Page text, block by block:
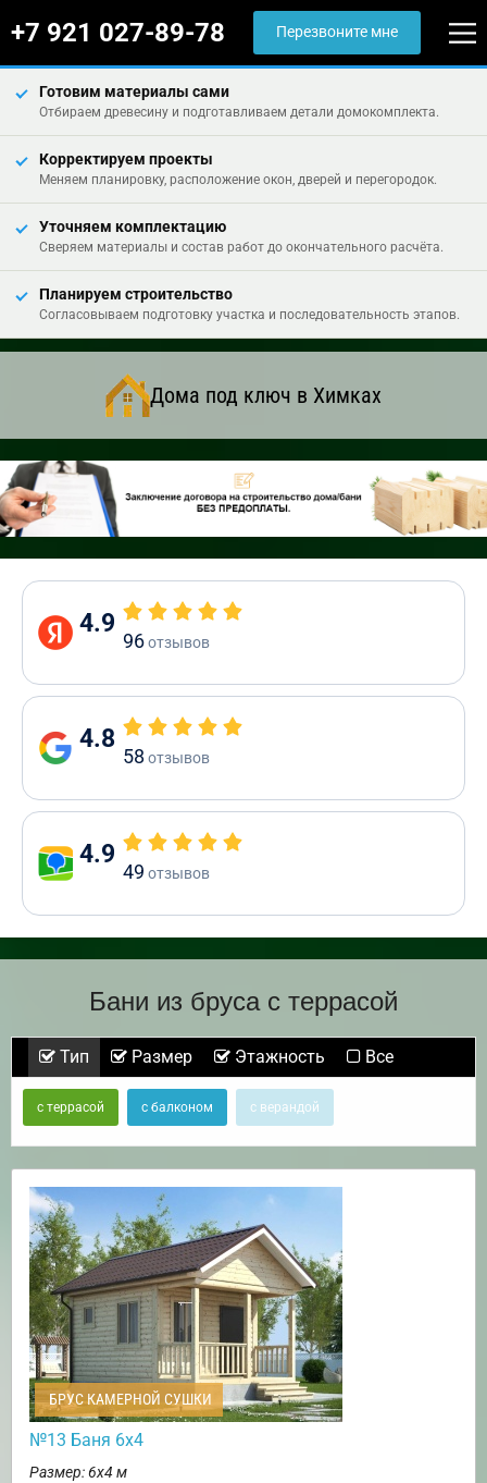
+7 921 027-89-78 Перезвоните мне
Готовим материалы сами
Отбираем древесину и подготавливаем детали домокомплекта.
Корректируем проекты
Меняем планировку, расположение окон, дверей и перегородок.
Уточняем комплектацию
Сверяем материалы и состав работ до окончательного расчёта.
Планируем строительство
Согласовываем подготовку участка и последовательность этапов.
Дома под ключ в Химках
4.9
96отзывов
4.8
58 отзывов
4.9
49 отзывов
Бани из бруса с террасой
Тип Размер Этажность Все
с террасой с балконом с верандой
БРУС КАМЕРНОЙ СУШКИ
№13 Баня 6х4
Размер: 6х4 м